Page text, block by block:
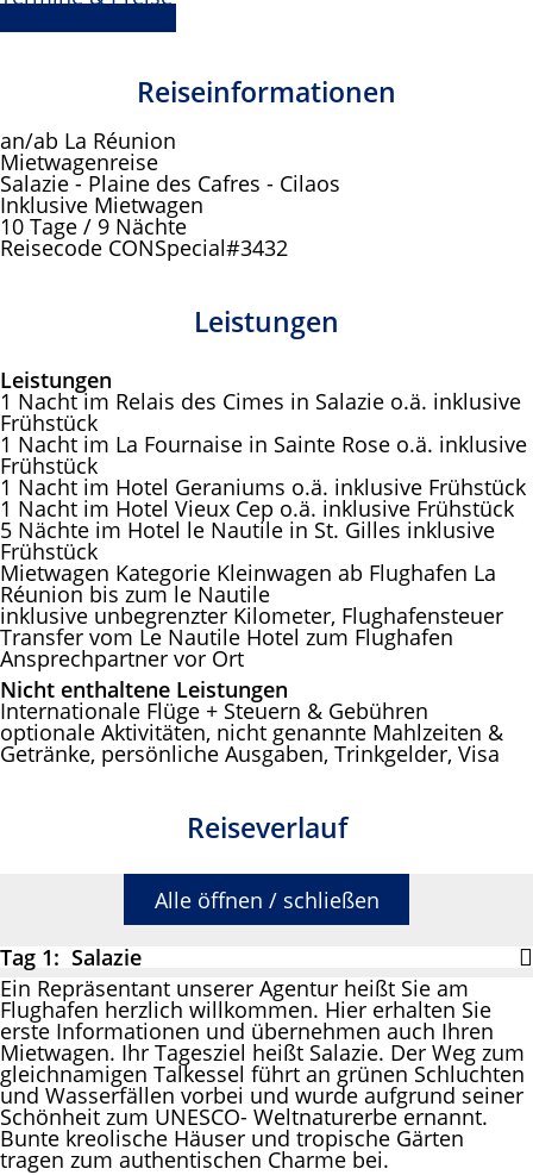
Reiseinformationen
an/ab La Réunion
Mietwagenreise
Salazie - Plaine des Cafres - Cilaos
Inklusive Mietwagen
10 Tage / 9 Nächte
Reisecode CONSpecial#3432
Leistungen
Leistungen
1 Nacht im Relais des Cimes in Salazie o.ä. inklusive
Frühstück
1 Nacht im La Fournaise in Sainte Rose o.ä. inklusive
Frühstück
1 Nacht im Hotel Geraniums o.ä. inklusive Frühstück
1 Nacht im Hotel Vieux Cep o.ä. inklusive Frühstück
5 Nächte im Hotel le Nautile in St. Gilles inklusive
Frühstück
Mietwagen Kategorie Kleinwagen ab Flughafen La
Réunion bis zum le Nautile
inklusive unbegrenzter Kilometer, Flughafensteuer
Transfer vom Le Nautile Hotel zum Flughafen
Ansprechpartner vor Ort
Nicht enthaltene Leistungen
Internationale Flüge + Steuern & Gebühren
optionale Aktivitäten, nicht genannte Mahlzeiten &
Getränke, persönliche Ausgaben, Trinkgelder, Visa
Reiseverlauf
Alle öffnen / schließen
Tag 1: Salazie
Ein Repräsentant unserer Agentur heißt Sie am
Flughafen herzlich willkommen. Hier erhalten Sie
erste Informationen und übernehmen auch Ihren
Mietwagen. Ihr Tagesziel heißt Salazie. Der Weg zum
gleichnamigen Talkessel führt an grünen Schluchten
und Wasserfällen vorbei und wurde aufgrund seiner
Schönheit zum UNESCO- Weltnaturerbe ernannt.
Bunte kreolische Häuser und tropische Gärten
tragen zum authentischen Charme bei.